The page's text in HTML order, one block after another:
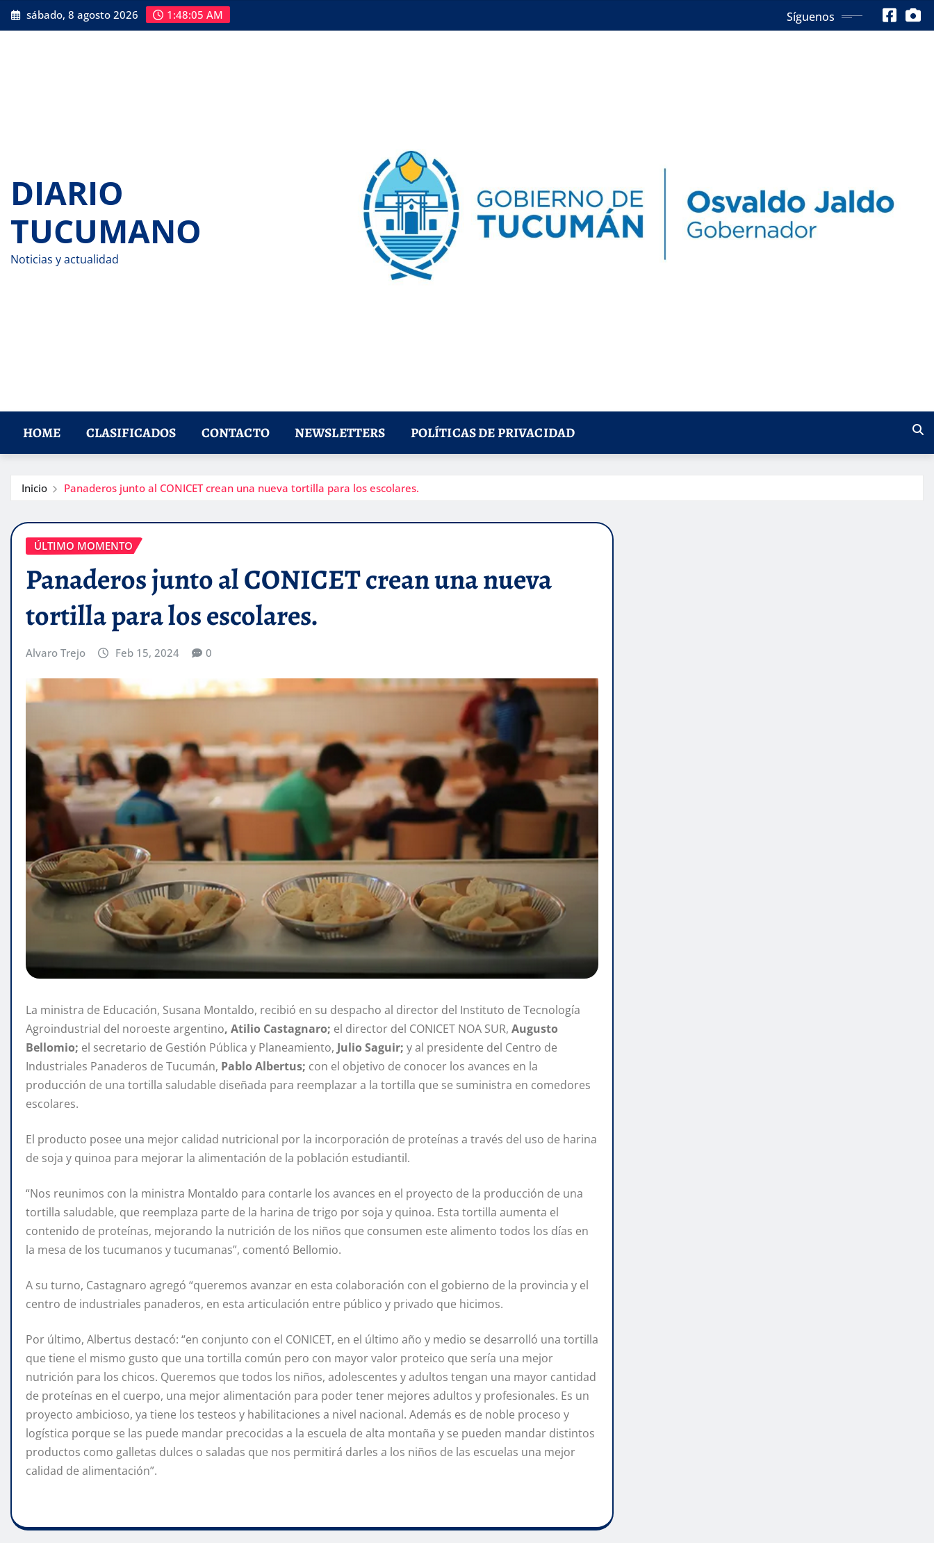
Saltar
al
sábado, 8 agosto 2026 1:48:06 AM Síguenos
DIARIO
TUCUMANO
Noticias y actualidad
HOME CLASIFICADOS CONTACTO NEWSLETTERS POLÍTICAS DE PRIVACIDAD
Inicio Panaderos junto al CONICET crean una nueva tortilla para los escolares.
ÚLTIMO MOMENTO
Panaderos junto al CONICET crean una nueva
tortilla para los escolares.
Alvaro Trejo Feb 15, 2024 0
La ministra de Educación, Susana Montaldo, recibió en su despacho al director del Instituto de Tecnología
Agroindustrial del noroeste argentino, Atilio Castagnaro; el director del CONICET NOA SUR, Augusto
Bellomio; el secretario de Gestión Pública y Planeamiento, Julio Saguir; y al presidente del Centro de
Industriales Panaderos de Tucumán, Pablo Albertus; con el objetivo de conocer los avances en la
producción de una tortilla saludable diseñada para reemplazar a la tortilla que se suministra en comedores
escolares.
El producto posee una mejor calidad nutricional por la incorporación de proteínas a través del uso de harina
de soja y quinoa para mejorar la alimentación de la población estudiantil.
“Nos reunimos con la ministra Montaldo para contarle los avances en el proyecto de la producción de una
tortilla saludable, que reemplaza parte de la harina de trigo por soja y quinoa. Esta tortilla aumenta el
contenido de proteínas, mejorando la nutrición de los niños que consumen este alimento todos los días en
la mesa de los tucumanos y tucumanas”, comentó Bellomio.
A su turno, Castagnaro agregó “queremos avanzar en esta colaboración con el gobierno de la provincia y el
centro de industriales panaderos, en esta articulación entre público y privado que hicimos.
Por último, Albertus destacó: “en conjunto con el CONICET, en el último año y medio se desarrolló una tortilla
que tiene el mismo gusto que una tortilla común pero con mayor valor proteico que sería una mejor
nutrición para los chicos. Queremos que todos los niños, adolescentes y adultos tengan una mayor cantidad
de proteínas en el cuerpo, una mejor alimentación para poder tener mejores adultos y profesionales. Es un
proyecto ambicioso, ya tiene los testeos y habilitaciones a nivel nacional. Además es de noble proceso y
logística porque se las puede mandar precocidas a la escuela de alta montaña y se pueden mandar distintos
productos como galletas dulces o saladas que nos permitirá darles a los niños de las escuelas una mejor
calidad de alimentación”.